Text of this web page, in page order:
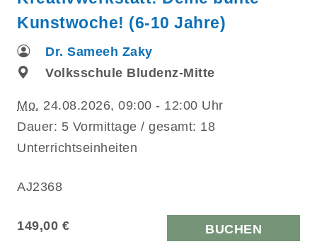
Kunstwoche! (6-10 Jahre)
Dr. Sameeh Zaky
Volksschule Bludenz-Mitte
Mo. 24.08.2026, 09:00 - 12:00 Uhr
Dauer: 5 Vormittage / gesamt: 18
Unterrichtseinheiten
AJ2368
149,00 € BUCHEN